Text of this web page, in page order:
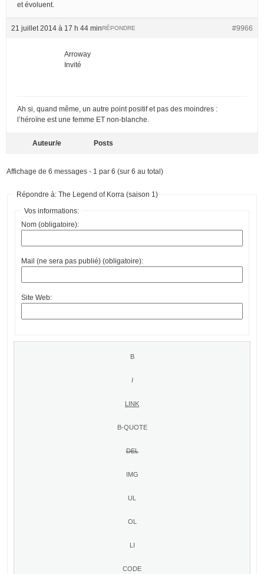
et évoluent.
21 juillet 2014 à 17 h 44 min #9966
RÉPONDRE
Arroway
Invité
Ah si, quand même, un autre point positif et pas des moindres :
l’héroïne est une femme ET non-blanche.
Auteur/e Posts
Affichage de 6 messages - 1 par 6 (sur 6 au total)
Répondre à: The Legend of Korra (saison 1)
Vos informations:
Nom (obligatoire):
Mail (ne sera pas publié) (obligatoire):
Site Web: